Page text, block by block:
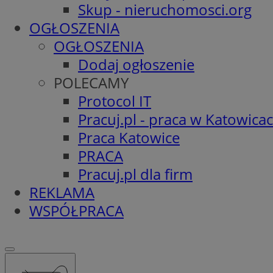
Skup - nieruchomosci.org
OGŁOSZENIA
OGŁOSZENIA
Dodaj ogłoszenie
POLECAMY
Protocol IT
Pracuj.pl - praca w
Praca Katowice
PRACA
Pracuj.pl dla firm
REKLAMA
WSPÓŁPRACA